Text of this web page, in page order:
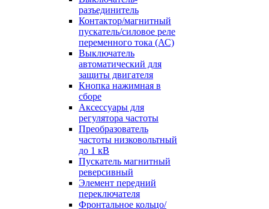
разъединитель
Контактор/магнитный
пускатель/силовое реле
переменного тока (АС)
Выключатель
автоматический для
защиты двигателя
Кнопка нажимная в
сборе
Аксессуары для
регулятора частоты
Преобразователь
частоты низковольтный
до 1 кВ
Пускатель магнитный
реверсивный
Элемент передний
переключателя
Фронтальное кольцо/